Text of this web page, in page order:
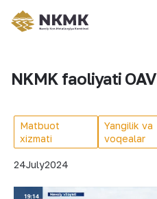
NKMK faoliyati
Matbuot
xizmati
Yangilik va
voqealar
24July2024